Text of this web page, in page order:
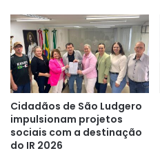
Cidadãos de São Ludgero
impulsionam projetos
sociais com a destinação
do IR 2026